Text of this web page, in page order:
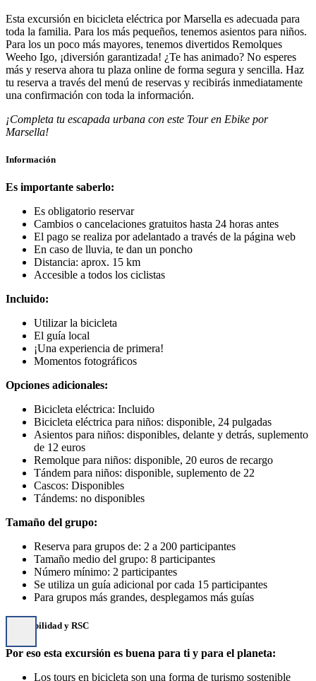
Esta excursión en bicicleta eléctrica por Marsella es adecuada para
toda la familia. Para los más pequeños, tenemos asientos para niños.
Para los un poco más mayores, tenemos divertidos Remolques
Weeho Igo, ¡diversión garantizada! ¿Te has animado? No esperes
más y reserva ahora tu plaza online de forma segura y sencilla. Haz
tu reserva a través del menú de reservas y recibirás inmediatamente
una confirmación con toda la información.
¡Completa tu escapada urbana con este Tour en Ebike por
Marsella!
Información
Es importante saberlo:
Es obligatorio reservar
Cambios o cancelaciones gratuitos hasta 24 horas antes
El pago se realiza por adelantado a través de la página web
En caso de lluvia, te dan un poncho
Distancia: aprox. 15 km
Accesible a todos los ciclistas
Incluido:
Utilizar la bicicleta
El guía local
¡Una experiencia de primera!
Momentos fotográficos
Opciones adicionales:
Bicicleta eléctrica: Incluido
Bicicleta eléctrica para niños: disponible, 24 pulgadas
Asientos para niños: disponibles, delante y detrás, suplemento
de 12 euros
Remolque para niños: disponible, 20 euros de recargo
Tándem para niños: disponible, suplemento de 22
Cascos: Disponibles
Tándems: no disponibles
Tamaño del grupo:
Reserva para grupos de: 2 a 200 participantes
Tamaño medio del grupo: 8 participantes
Número mínimo: 2 participantes
Se utiliza un guía adicional por cada 15 participantes
Para grupos más grandes, desplegamos más guías
Sostenibilidad y RSC
Por eso esta excursión es buena para ti y para el planeta:
Los tours en bicicleta son una forma de turismo sostenible